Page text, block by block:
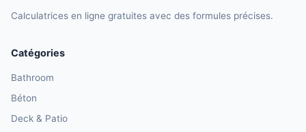
Calculatrices en ligne gratuites avec des formules précises.
Catégories
Bathroom
Béton
Deck & Patio